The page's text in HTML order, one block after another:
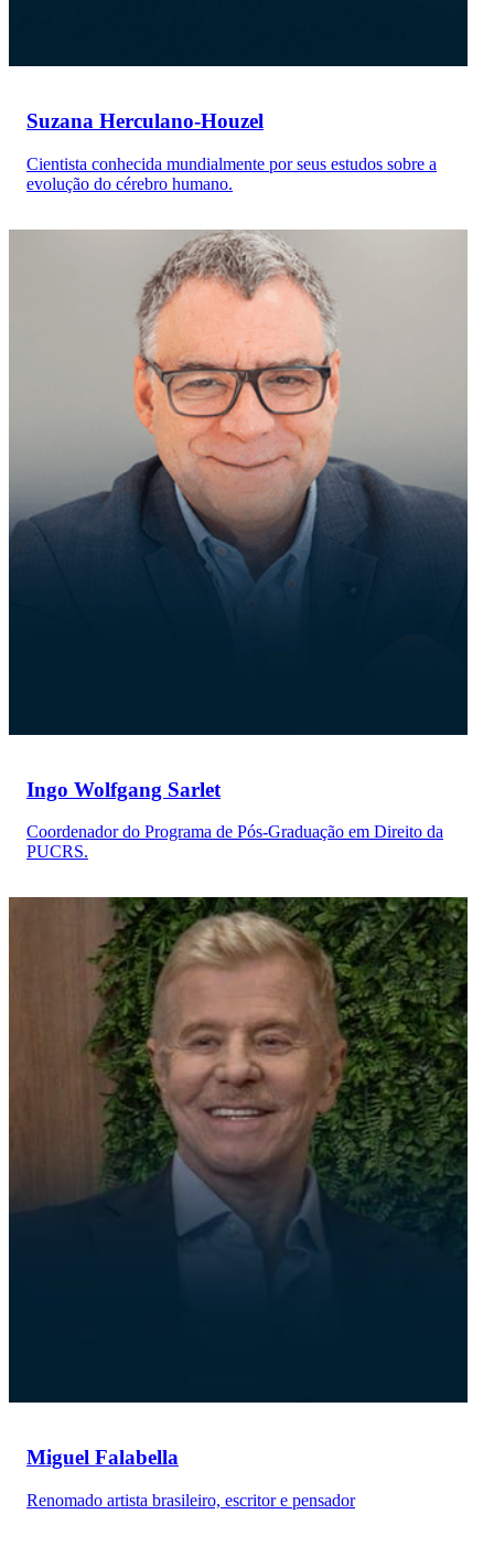
Suzana Herculano-Houzel
Cientista conhecida mundialmente por seus estudos sobre a
evolução do cérebro humano.
Ingo Wolfgang Sarlet
Coordenador do Programa de Pós-Graduação em Direito da
PUCRS.
Miguel Falabella
Renomado artista brasileiro, escritor e pensador